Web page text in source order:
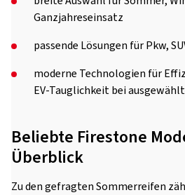
Ganzjahreseinsatz
passende Lösungen für Pkw,
moderne Technologien für
EV-Tauglichkeit bei
Beliebte Firestone
Überblick
Zu den gefragten Sommerreifen